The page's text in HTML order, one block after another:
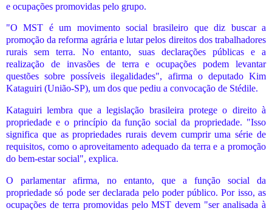
e ocupações promovidas pelo grupo.
"O MST é um movimento social brasileiro que diz buscar a
promoção da reforma agrária e lutar pelos direitos dos trabalhadores
rurais sem terra. No entanto, suas declarações públicas e a
realização de invasões de terra e ocupações podem levantar
questões sobre possíveis ilegalidades", afirma o deputado Kim
Kataguiri (União-SP), um dos que pediu a convocação de Stédile.
Kataguiri lembra que a legislação brasileira protege o direito à
propriedade e o princípio da função social da propriedade. "Isso
significa que as propriedades rurais devem cumprir uma série de
requisitos, como o aproveitamento adequado da terra e a promoção
do bem-estar social", explica.
O parlamentar afirma, no entanto, que a função social da
propriedade só pode ser declarada pelo poder público. Por isso, as
ocupações de terra promovidas pelo MST devem "ser analisada à